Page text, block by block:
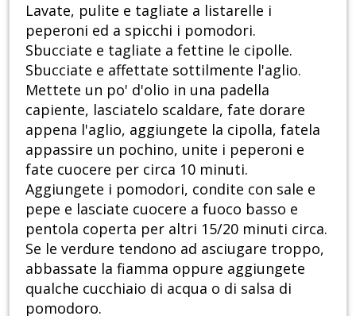
Lavate, pulite e tagliate a listarelle i
peperoni ed a spicchi i pomodori.
Sbucciate e tagliate a fettine le cipolle.
Sbucciate e affettate sottilmente l'aglio.
Mettete un po' d'olio in una padella
capiente, lasciatelo scaldare, fate dorare
appena l'aglio, aggiungete la cipolla, fatela
appassire un pochino, unite i peperoni e
fate cuocere per circa 10 minuti.
Aggiungete i pomodori, condite con sale e
pepe e lasciate cuocere a fuoco basso e
pentola coperta per altri 15/20 minuti circa.
Se le verdure tendono ad asciugare troppo,
abbassate la fiamma oppure aggiungete
qualche cucchiaio di acqua o di salsa di
pomodoro.